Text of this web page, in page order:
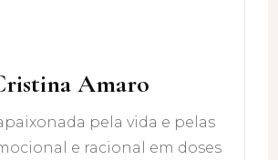
Amaro
pela vida e pelas
e racional em doses